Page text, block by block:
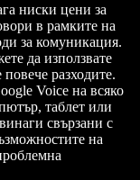
ниски цени за
в рамките на
за комуникация.
да използвате
разходите.
Voice на всяко
таблет или
свързани с
на